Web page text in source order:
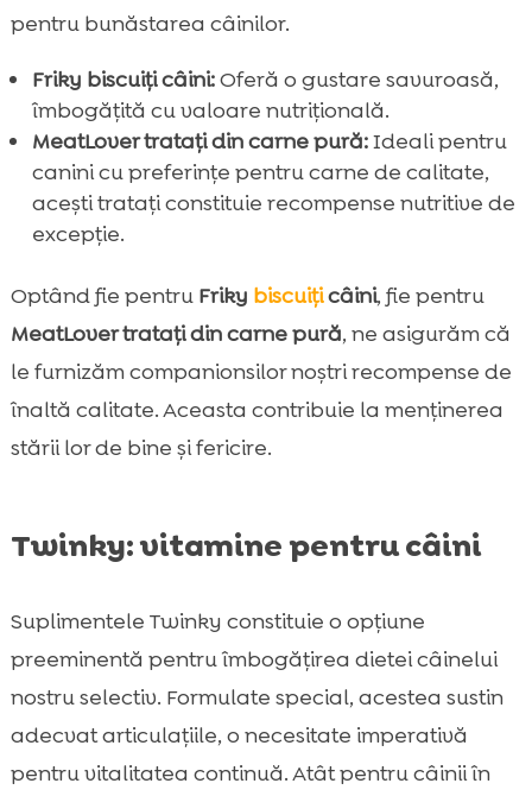
pentru bunăstarea câinilor.
Friky biscuiți câini:Oferă o gustare savuroasă,
îmbogățită cu valoare nutrițională.
MeatLover tratați din carne pură:Ideali pentru
canini cu preferințe pentru carne de calitate,
acești tratați constituie recompense nutritive de
excepție.
Optând fie pentru Friky biscuițicâini, fie pentru
MeatLover tratați din carne pură, ne asigurăm că
le furnizăm companionsilor noștri recompense de
înaltă calitate. Aceasta contribuie la menținerea
stării lor de bine și fericire.
Twinky: vitamine pentru câini
Suplimentele Twinky constituie o opțiune
preeminentă pentru îmbogățirea dietei câinelui
nostru selectiv. Formulate special, acestea sustin
adecvat articulațiile, o necesitate imperativă
pentru vitalitatea continuă. Atât pentru câinii în